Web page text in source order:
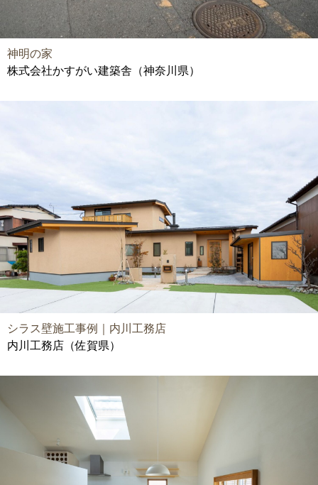
神明の家
株式会社かすがい建築舎（神奈川県）
シラス壁施工事例｜内川工務店
内川工務店（佐賀県）